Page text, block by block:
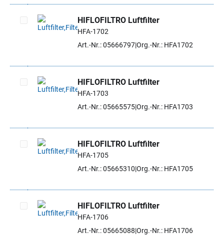
Artikel auswählen
HIFLOFILTRO Luftfilter
HFA-1702
Art.-Nr.: 05666797Org.-Nr.: HFA1702
Artikel auswählen
HIFLOFILTRO Luftfilter
HFA-1703
Art.-Nr.: 05665575Org.-Nr.: HFA1703
Artikel auswählen
HIFLOFILTRO Luftfilter
HFA-1705
Art.-Nr.: 05665310 Org.-Nr.: HFA1705
Artikel auswählen
HIFLOFILTRO Luftfilter
HFA-1706
Art.-Nr.: 05665088 Org.-Nr.: HFA1706